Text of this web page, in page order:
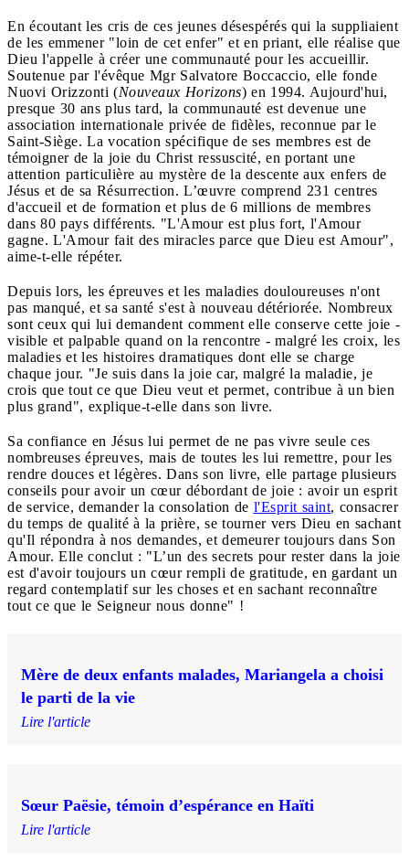
En écoutant les cris de ces jeunes désespérés qui la suppliaient
de les emmener "loin de cet enfer" et en priant, elle réalise que
Dieu l'appelle à créer une communauté pour les accueillir.
Soutenue par l'évêque Mgr Salvatore Boccaccio, elle fonde
Nuovi Orizzonti (Nouveaux Horizons) en 1994. Aujourd'hui,
presque 30 ans plus tard, la communauté est devenue une
association internationale privée de fidèles, reconnue par le
Saint-Siège. La vocation spécifique de ses membres est de
témoigner de la joie du Christ ressuscité, en portant une
attention particulière au mystère de la descente aux enfers de
Jésus et de sa Résurrection. L’œuvre comprend 231 centres
d'accueil et de formation et plus de 6 millions de membres
dans 80 pays différents. "L'Amour est plus fort, l'Amour
gagne. L'Amour fait des miracles parce que Dieu est Amour",
aime-t-elle répéter.
Depuis lors, les épreuves et les maladies douloureuses n'ont
pas manqué, et sa santé s'est à nouveau détériorée. Nombreux
sont ceux qui lui demandent comment elle conserve cette joie -
visible et palpable quand on la rencontre - malgré les croix, les
maladies et les histoires dramatiques dont elle se charge
chaque jour. "Je suis dans la joie car, malgré la maladie, je
crois que tout ce que Dieu veut et permet, contribue à un bien
plus grand", explique-t-elle dans son livre.
Sa confiance en Jésus lui permet de ne pas vivre seule ces
nombreuses épreuves, mais de toutes les lui remettre, pour les
rendre douces et légères. Dans son livre, elle partage plusieurs
conseils pour avoir un cœur débordant de joie : avoir un esprit
de service, demander la consolation de l'Esprit saint, consacrer
du temps de qualité à la prière, se tourner vers Dieu en sachant
qu'Il répondra à nos demandes, et demeurer toujours dans Son
Amour. Elle conclut : "L’un des secrets pour rester dans la joie
est d'avoir toujours un cœur rempli de gratitude, en gardant un
regard contemplatif sur les choses et en sachant reconnaître
tout ce que le Seigneur nous donne" !
Mère de deux enfants malades, Mariangela a choisi
le parti de la vie
Lire l'article
Sœur Paësie, témoin d’espérance en Haïti
Lire l'article